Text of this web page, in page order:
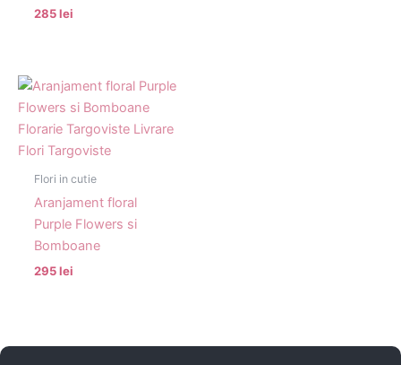
285 lei
Flori in cutie
Aranjament floral
Purple Flowers si
Bomboane
295 lei